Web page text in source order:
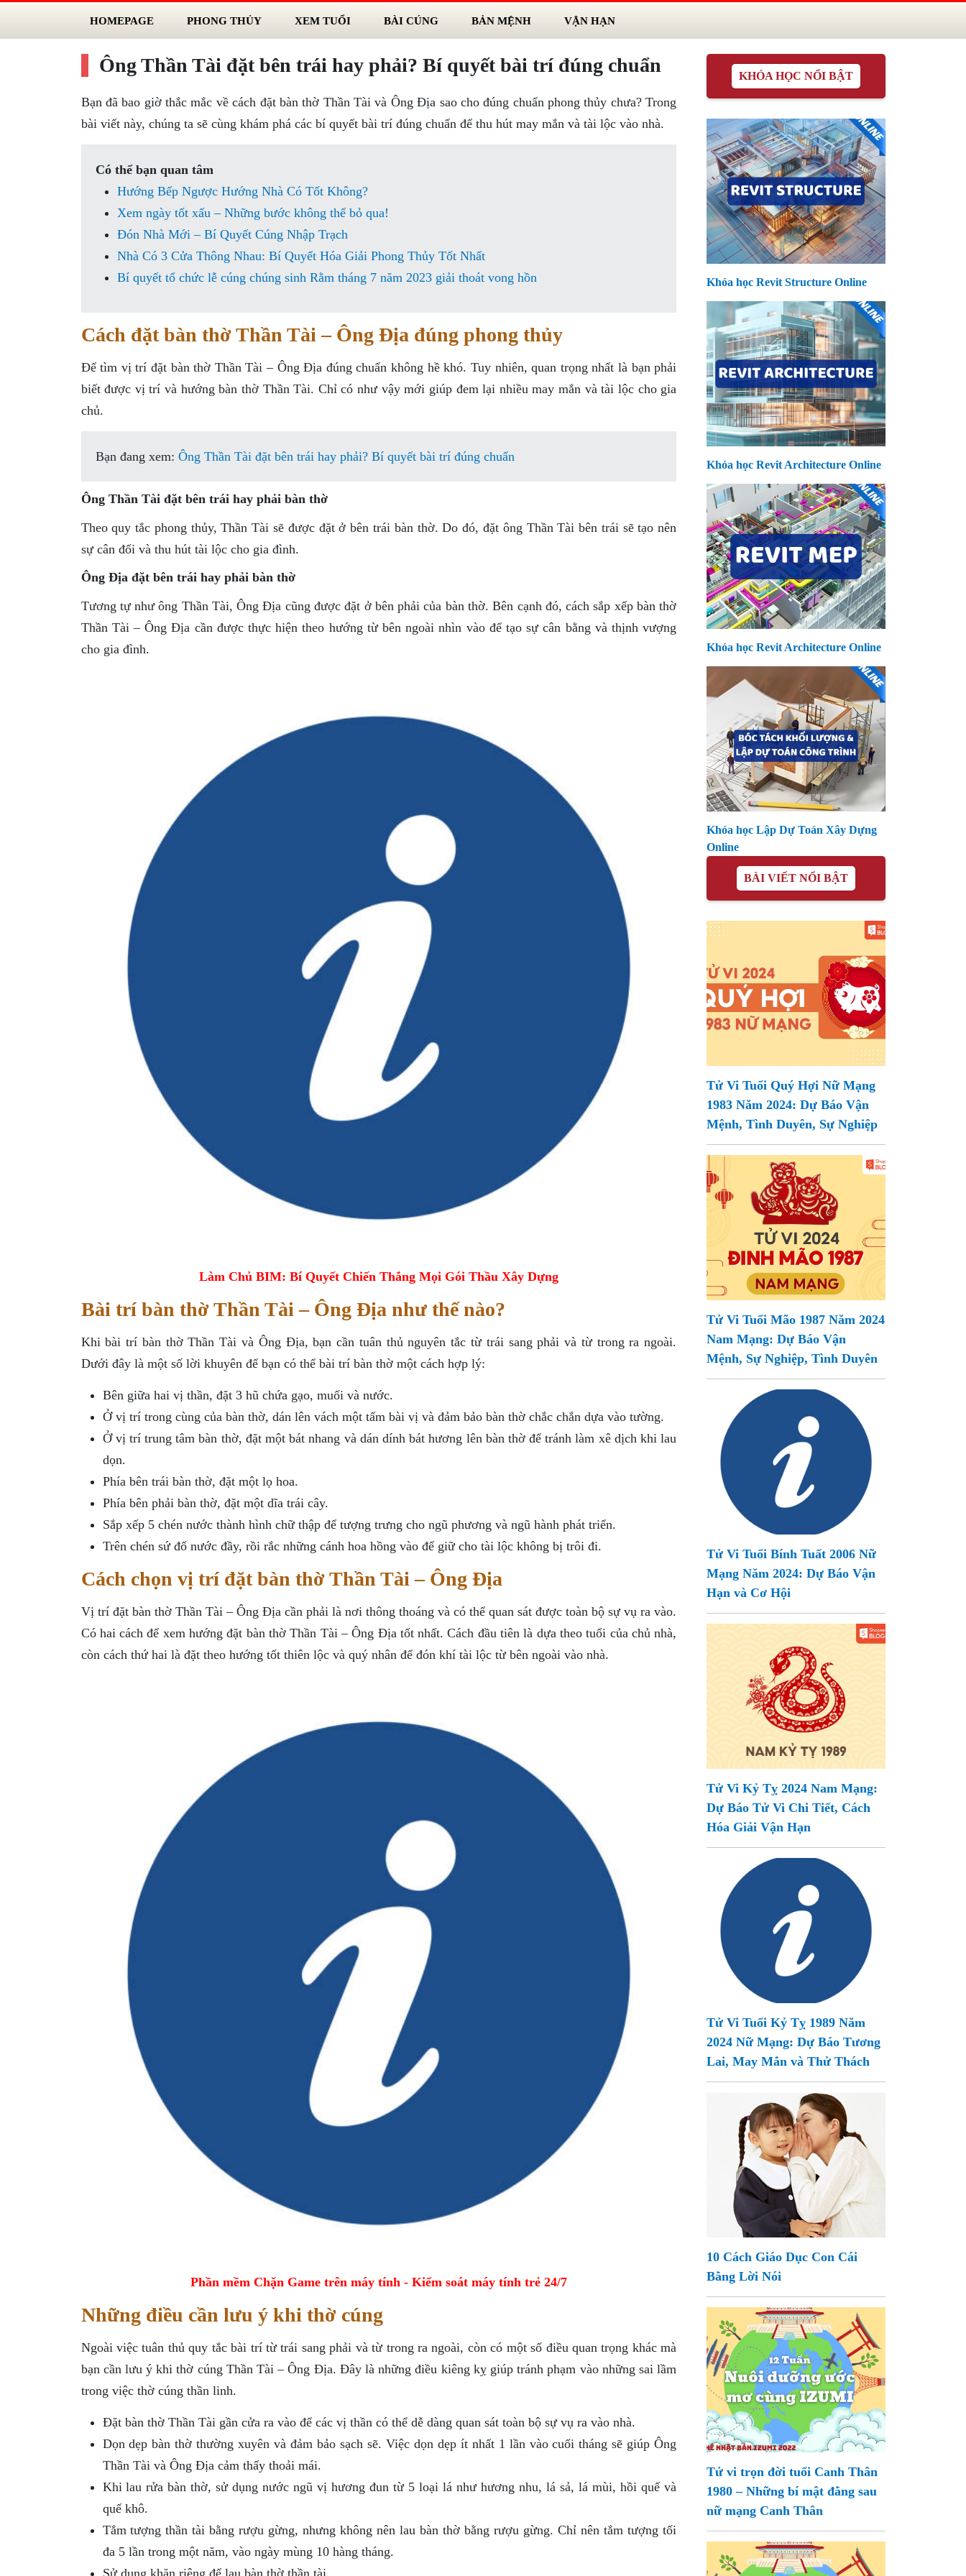
HOMEPAGE PHONG THỦY XEM TUỔI BÀI CÚNG BẢN MỆNH VẬN HẠN
Ông Thần Tài đặt bên trái hay phải? Bí quyết bài trí đúng chuẩn
Bạn đã bao giờ thắc mắc về cách đặt bàn thờ Thần Tài và Ông Địa sao cho đúng chuẩn phong thủy chưa? Trong
bài viết này, chúng ta sẽ cùng khám phá các bí quyết bài trí đúng chuẩn để thu hút may mắn và tài lộc vào nhà.
Có thể bạn quan tâm
Hướng Bếp Ngược Hướng Nhà Có Tốt Không?
Xem ngày tốt xấu – Những bước không thể bỏ qua!
Đón Nhà Mới – Bí Quyết Cúng Nhập Trạch
Nhà Có 3 Cửa Thông Nhau: Bí Quyết Hóa Giải Phong Thủy Tốt Nhất
Bí quyết tổ chức lễ cúng chúng sinh Rằm tháng 7 năm 2023 giải thoát vong hồn
Cách đặt bàn thờ Thần Tài – Ông Địa đúng phong thủy
Để tìm vị trí đặt bàn thờ Thần Tài – Ông Địa đúng chuẩn không hề khó. Tuy nhiên, quan trọng nhất là bạn phải
biết được vị trí và hướng bàn thờ Thần Tài. Chỉ có như vậy mới giúp đem lại nhiều may mắn và tài lộc cho gia
chủ.
Bạn đang xem: Ông Thần Tài đặt bên trái hay phải? Bí quyết bài trí đúng chuẩn
Ông Thần Tài đặt bên trái hay phải bàn thờ
Theo quy tắc phong thủy, Thần Tài sẽ được đặt ở bên trái bàn thờ. Do đó, đặt ông Thần Tài bên trái sẽ tạo nên
sự cân đối và thu hút tài lộc cho gia đình.
Ông Địa đặt bên trái hay phải bàn thờ
Tương tự như ông Thần Tài, Ông Địa cũng được đặt ở bên phải của bàn thờ. Bên cạnh đó, cách sắp xếp bàn thờ
Thần Tài – Ông Địa cần được thực hiện theo hướng từ bên ngoài nhìn vào để tạo sự cân bằng và thịnh vượng
cho gia đình.
Làm Chủ BIM: Bí Quyết Chiến Thắng Mọi Gói Thầu Xây Dựng
Bài trí bàn thờ Thần Tài – Ông Địa như thế nào?
Khi bài trí bàn thờ Thần Tài và Ông Địa, bạn cần tuân thủ nguyên tắc từ trái sang phải và từ trong ra ngoài.
Dưới đây là một số lời khuyên để bạn có thể bài trí bàn thờ một cách hợp lý:
Bên giữa hai vị thần, đặt 3 hũ chứa gạo, muối và nước.
Ở vị trí trong cùng của bàn thờ, dán lên vách một tấm bài vị và đảm bảo bàn thờ chắc chắn dựa vào tường.
Ở vị trí trung tâm bàn thờ, đặt một bát nhang và dán dính bát hương lên bàn thờ để tránh làm xê dịch khi lau
dọn.
Phía bên trái bàn thờ, đặt một lọ hoa.
Phía bên phải bàn thờ, đặt một dĩa trái cây.
Sắp xếp 5 chén nước thành hình chữ thập để tượng trưng cho ngũ phương và ngũ hành phát triển.
Trên chén sứ đổ nước đầy, rồi rắc những cánh hoa hồng vào để giữ cho tài lộc không bị trôi đi.
Cách chọn vị trí đặt bàn thờ Thần Tài – Ông Địa
Vị trí đặt bàn thờ Thần Tài – Ông Địa cần phải là nơi thông thoáng và có thể quan sát được toàn bộ sự vụ ra vào.
Có hai cách để xem hướng đặt bàn thờ Thần Tài – Ông Địa tốt nhất. Cách đầu tiên là dựa theo tuổi của chủ nhà,
còn cách thứ hai là đặt theo hướng tốt thiên lộc và quý nhân để đón khí tài lộc từ bên ngoài vào nhà.
Phần mềm Chặn Game trên máy tính - Kiểm soát máy tính trẻ 24/7
Những điều cần lưu ý khi thờ cúng
Ngoài việc tuân thủ quy tắc bài trí từ trái sang phải và từ trong ra ngoài, còn có một số điều quan trọng khác mà
bạn cần lưu ý khi thờ cúng Thần Tài – Ông Địa. Đây là những điều kiêng kỵ giúp tránh phạm vào những sai lầm
trong việc thờ cúng thần linh.
Đặt bàn thờ Thần Tài gần cửa ra vào để các vị thần có thể dễ dàng quan sát toàn bộ sự vụ ra vào nhà.
Dọn dẹp bàn thờ thường xuyên và đảm bảo sạch sẽ. Việc dọn dẹp ít nhất 1 lần vào cuối tháng sẽ giúp Ông
Thần Tài và Ông Địa cảm thấy thoải mái.
Khi lau rửa bàn thờ, sử dụng nước ngũ vị hương đun từ 5 loại lá như hương nhu, lá sả, lá mùi, hồi quế và
quế khô.
Tắm tượng thần tài bằng rượu gừng, nhưng không nên lau bàn thờ bằng rượu gừng. Chỉ nên tắm tượng tối
đa 5 lần trong một năm, vào ngày mùng 10 hàng tháng.
Sử dụng khăn riêng để lau bàn thờ thần tài.
KHÓA HỌC NỔI BẬT
Khóa học Revit Structure Online
Khóa học Revit Architecture Online
Khóa học Revit Architecture Online
Khóa học Lập Dự Toán Xây Dựng
Online
BÀI VIẾT NỔI BẬT
Tử Vi Tuổi Quý Hợi Nữ Mạng
1983 Năm 2024: Dự Báo Vận
Mệnh, Tình Duyên, Sự Nghiệp
Tử Vi Tuổi Mão 1987 Năm 2024
Nam Mạng: Dự Báo Vận
Mệnh, Sự Nghiệp, Tình Duyên
Tử Vi Tuổi Bính Tuất 2006 Nữ
Mạng Năm 2024: Dự Báo Vận
Hạn và Cơ Hội
Tử Vi Kỷ Tỵ 2024 Nam Mạng:
Dự Báo Tử Vi Chi Tiết, Cách
Hóa Giải Vận Hạn
Tử Vi Tuổi Kỷ Tỵ 1989 Năm
2024 Nữ Mạng: Dự Báo Tương
Lai, May Mắn và Thử Thách
10 Cách Giáo Dục Con Cái
Bằng Lời Nói
Tử vi trọn đời tuổi Canh Thân
1980 – Những bí mật đằng sau
nữ mạng Canh Thân